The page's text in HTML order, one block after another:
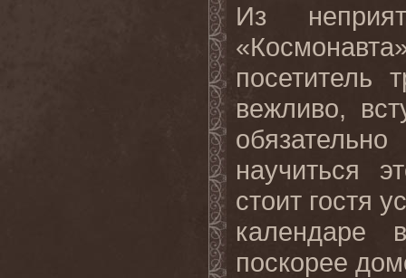
Из
посетитель
вежливо,
научиться
стоит гостя
календаре
поскорее